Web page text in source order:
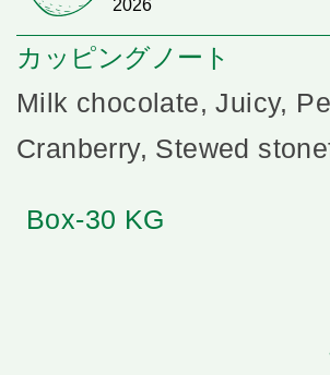
2026
カッピングノート
Milk chocolate, Juicy,
Cranberry, Stewed
Box-30 KG